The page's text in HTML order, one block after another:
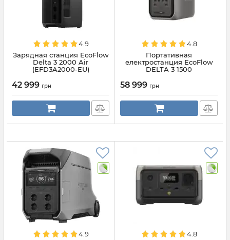
4.9
Зарядная станция EcoFlow
Delta 3 2000 Air
(EFD3A2000-EU)
42 999 грн
4.8
Портативная
електростанция EcoFlow
DELTA 3 1500
58 999 грн
4.9
4.8